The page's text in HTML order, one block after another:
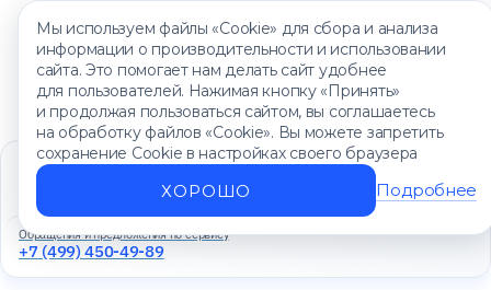
Мы используем файлы «Cookie» для сбора и анализа
информации о производительности и использовании
сайта. Это помогает нам делать сайт удобнее
для пользователей. Нажимая кнопку «Принять»
и продолжая пользоваться сайтом, вы соглашаетесь
на обработку файлов «Cookie». Вы можете запретить
сохранение Cookie в настройках своего браузера
ХОРОШО Подробнее
Единый контакт-центр
+7 (499) 450-88-89
Ежедневно с 8:00 до 20:00
Обращения и предложения по сервису
+7 (499) 450-49-89